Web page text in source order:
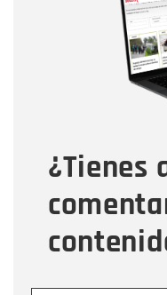
¿Tienes
Correo
Tipo de
Mensaje